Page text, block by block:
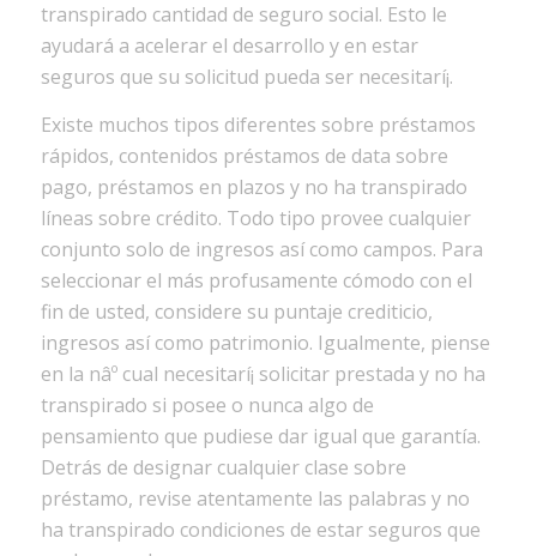
transpirado cantidad de seguro social. Esto le
ayudará a acelerar el desarrollo y en estar
seguros que su solicitud pueda ser necesitarí¡.
Existe muchos tipos diferentes sobre préstamos
rápidos, contenidos préstamos de data sobre
pago, préstamos en plazos y no ha transpirado
líneas sobre crédito. Todo tipo provee cualquier
conjunto solo de ingresos así­ como campos. Para
seleccionar el más profusamente cómodo con el
fin de usted, considere su puntaje crediticio,
ingresos así­ como patrimonio. Igualmente, piense
en la nâº cual necesitarí¡ solicitar prestada y no ha
transpirado si posee o nunca algo de
pensamiento que pudiese dar igual que garantía.
Detrás de designar cualquier clase sobre
préstamo, revise atentamente las palabras y no
ha transpirado condiciones de estar seguros que